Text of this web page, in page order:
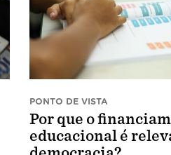
PONTO DE VISTA
Por que o
educacional é